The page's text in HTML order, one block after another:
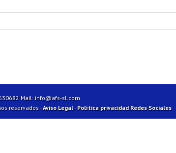
Mail: info@afs-sl.com
reservados -Aviso Legal-Política privacidad Redes Sociales